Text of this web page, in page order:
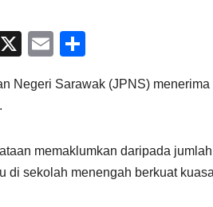
F
X
E
ail ar
Negeri Sarawak (JPNS)
memaklumkan daripada
di sekolah menengah berkuat